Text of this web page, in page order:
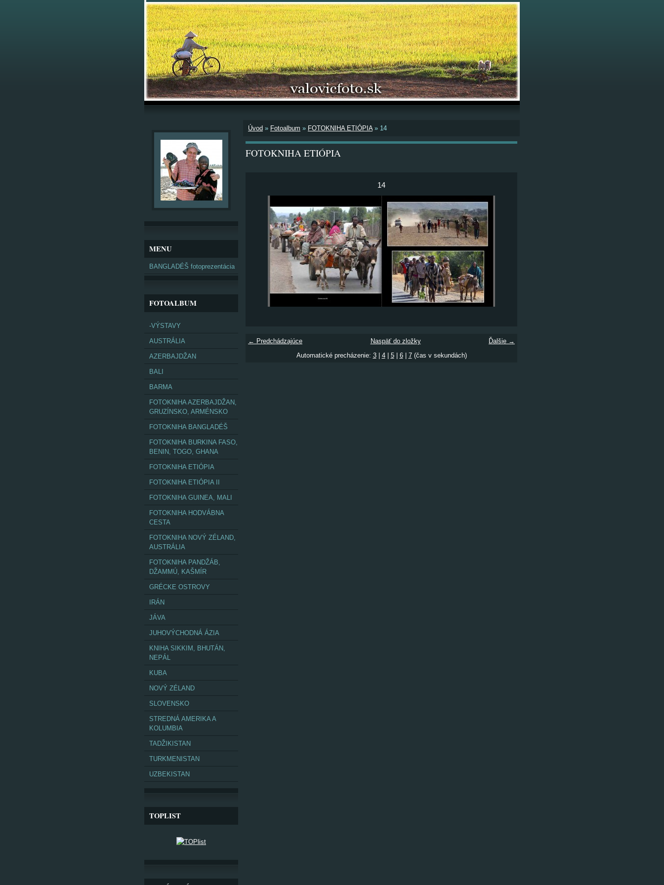
Úvod » Fotoalbum » FOTOKNIHA ETIÓPIA» 14
FOTOKNIHA ETIÓPIA
14
← Predchádzajúce Ďalšie →
Naspäť do zložky
Automatické precházenie: 3| 4| 5| 6| 7(čas v sekundách)
MENU
BANGLADÉŠ fotoprezentácia
FOTOALBUM
-VÝSTAVY
AUSTRÁLIA
AZERBAJDŽAN
BALI
BARMA
FOTOKNIHA AZERBAJDŽAN,
GRUZÍNSKO, ARMÉNSKO
FOTOKNIHA BANGLADÉŠ
FOTOKNIHA BURKINA FASO,
BENIN, TOGO, GHANA
FOTOKNIHA ETIÓPIA
FOTOKNIHA ETIÓPIA II
FOTOKNIHA GUINEA, MALI
FOTOKNIHA HODVÁBNA
CESTA
FOTOKNIHA NOVÝ ZÉLAND,
AUSTRÁLIA
FOTOKNIHA PANDŽÁB,
DŽAMMÚ, KAŠMÍR
GRÉCKE OSTROVY
IRÁN
JÁVA
JUHOVÝCHODNÁ ÁZIA
KNIHA SIKKIM, BHUTÁN,
NEPÁL
KUBA
NOVÝ ZÉLAND
SLOVENSKO
STREDNÁ AMERIKA A
KOLUMBIA
TADŽIKISTAN
TURKMENISTAN
UZBEKISTAN
TOPLIST